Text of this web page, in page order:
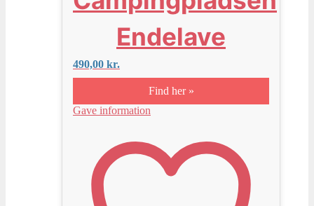
Endelave
490,00 kr.
Find her »
Gave information